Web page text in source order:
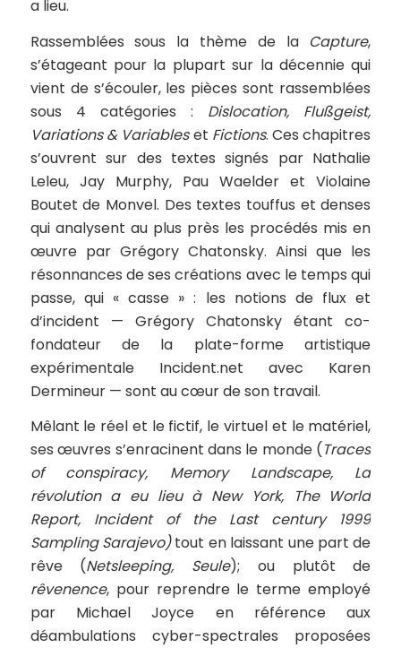
a lieu.
Rassemblées sous la thème de la Capture,
s’étageant pour la plupart sur la décennie qui
vient de s’écouler, les pièces sont rassemblées
sous 4 catégories : Dislocation, Flußgeist,
Variations & Variableset Fictions. Ces chapitres
s’ouvrent sur des textes signés par Nathalie
Leleu, Jay Murphy, Pau Waelder et Violaine
Boutet de Monvel. Des textes touffus et denses
qui analysent au plus près les procédés mis en
œuvre par Grégory Chatonsky. Ainsi que les
résonnances de ses créations avec le temps qui
passe, qui « casse » : les notions de flux et
d’incident — Grégory Chatonsky étant co-
fondateur de la plate-forme artistique
expérimentale Incident.net avec Karen
Dermineur — sont au cœur de son travail.
Mêlant le réel et le fictif, le virtuel et le matériel,
ses œuvres s’enracinent dans le monde (Traces
of conspiracy, Memory Landscape, La
révolution a eu lieu à New York, The World
Report, Incident of the Last century 1999
Sampling Sarajevo)tout en laissant une part de
rêve (Netsleeping, Seule); ou plutôt de
rêvenence, pour reprendre le terme employé
par Michael Joyce en référence aux
déambulations cyber-spectrales proposées